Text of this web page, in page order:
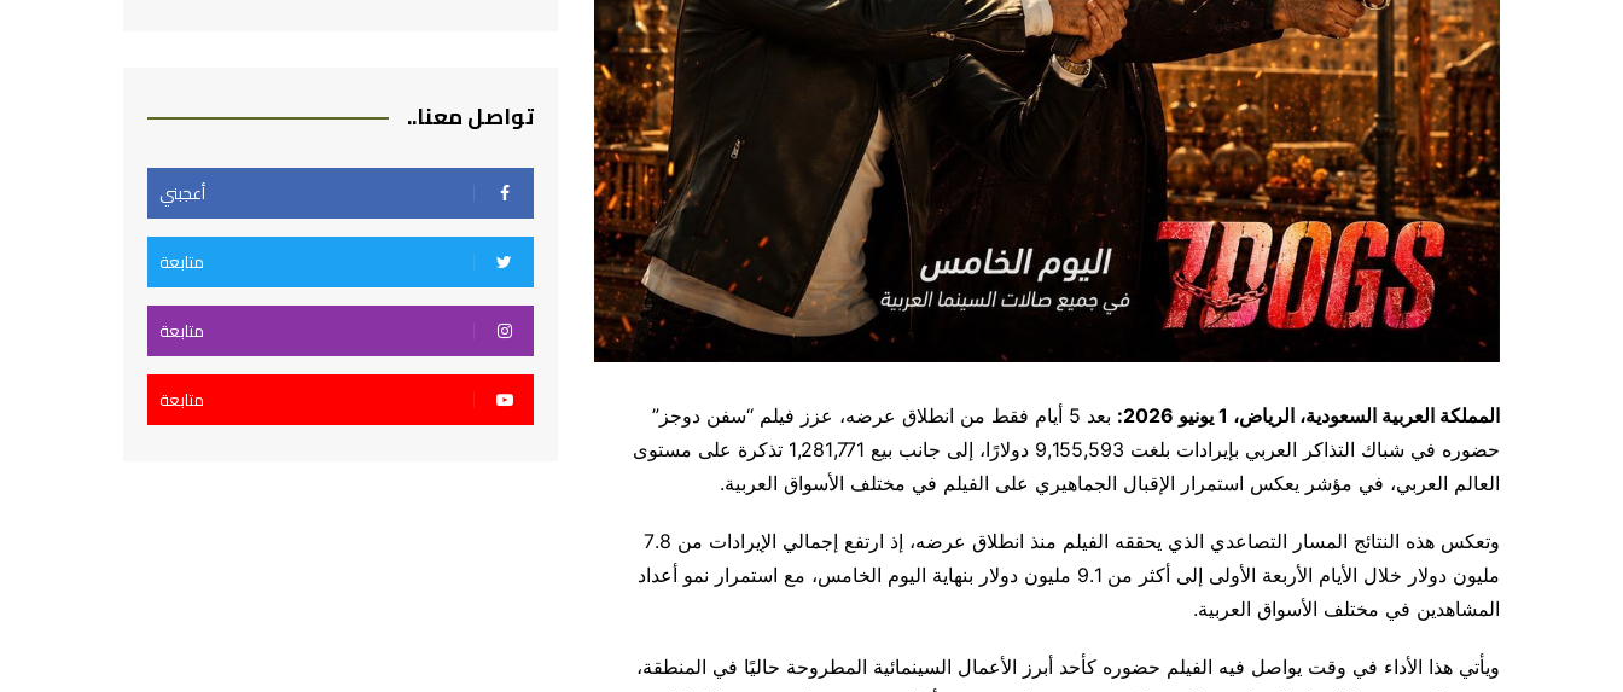
المملكة العربية السعودية، الرياض، 1 يونيو 2026:
بعد 5 أيام فقط من انطلاق عرضه، عزز فيلم “سفن دوجز”
حضوره في شباك التذاكر العربي بإيرادات بلغت 9,155,593 دولارًا، إلى جانب بيع 1,281,771 تذكرة على مستوى
العالم العربي، في مؤشر يعكس استمرار الإقبال الجماهيري على الفيلم في مختلف الأسواق العربية.
وتعكس هذه النتائج المسار التصاعدي الذي يحققه الفيلم منذ انطلاق عرضه، إذ ارتفع إجمالي الإيرادات من 7.8
مليون دولار خلال الأيام الأربعة الأولى إلى أكثر من 9.1 مليون دولار بنهاية اليوم الخامس، مع استمرار نمو أعداد
المشاهدين في مختلف الأسواق العربية.
ويأتي هذا الأداء في وقت يواصل فيه الفيلم حضوره كأحد أبرز الأعمال السينمائية المطروحة حاليًا في المنطقة،
تواصل معنا..
أعجبني
متابعة
متابعة
متابعة